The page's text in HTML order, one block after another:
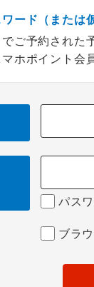
ード（または
ご予約された
ホポイント会
パス
ブラ